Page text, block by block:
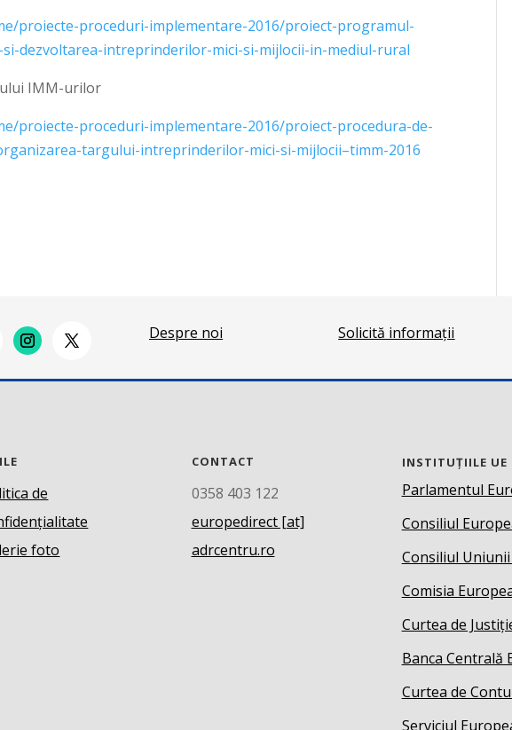
proiecte-proceduri-implementare-2016/proiect-programul-
dezvoltarea-intreprinderilor-mici-si-mijlocii-in-mediul-rural
IMM-urilor
proiecte-proceduri-implementare-2016/proiect-procedura-de-
targului-intreprinderilor-mici-si-mijlocii–timm-2016
Despre noi Solicită informații
de
foto
CONTACT
0358 403 122
europedirect [at]
adrcentru.ro
INSTITUȚIILE UE
Parlamentul
Consiliul
Consiliul
Comisia
Curtea de
Banca Centrală
Curtea de
Serviciul